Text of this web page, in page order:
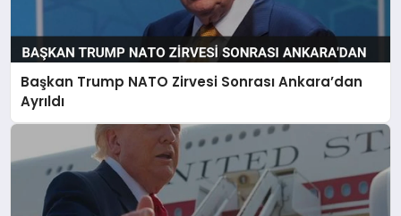
Başkan Trump NATO Zirvesi Sonrası Ankara’dan
Ayrıldı